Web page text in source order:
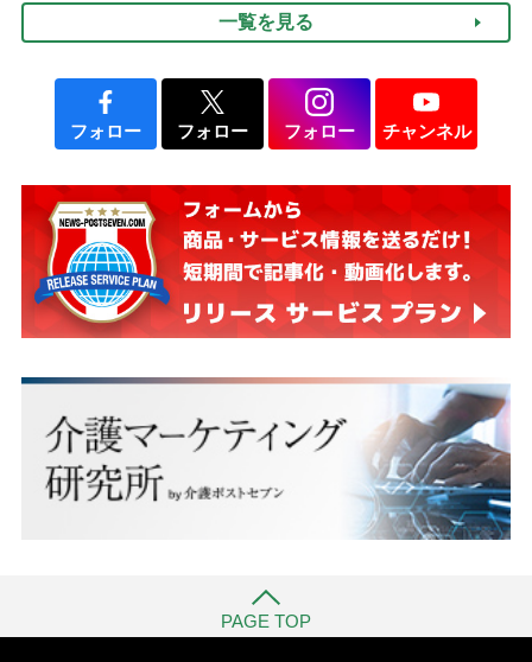
一覧を見る
フォロー フォロー フォロー チャンネル
PAGE TOP